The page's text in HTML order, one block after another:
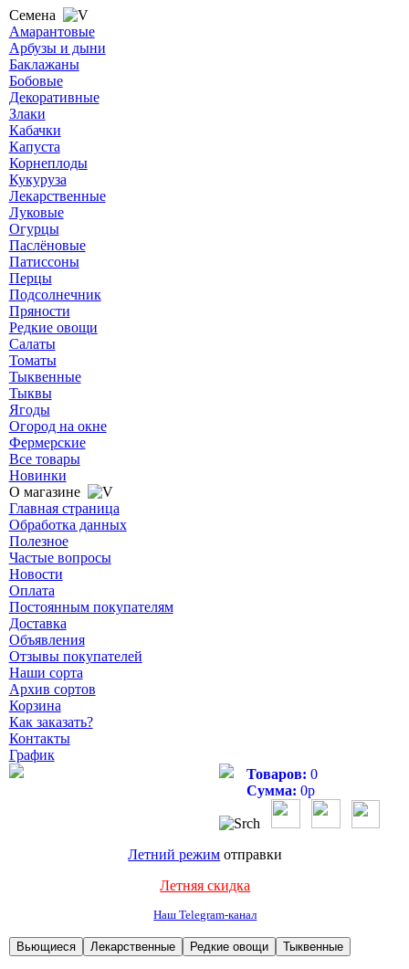
Семена
Амарантовые
Арбузы и дыни
Баклажаны
Бобовые
Декоративные
Злаки
Кабачки
Капуста
Корнеплоды
Кукуруза
Лекарственные
Луковые
Огурцы
Паслёновые
Патиссоны
Перцы
Подсолнечник
Пряности
Редкие овощи
Салаты
Томаты
Тыквенные
Тыквы
Ягоды
Огород на окне
Фермерские
Все товары
Новинки
О магазине
Главная страница
Обработка данных
Полезное
Частые вопросы
Новости
Оплата
Постоянным покупателям
Доставка
Объявления
Отзывы покупателей
Наши сорта
Архив сортов
Корзина
Как заказать?
Контакты
График
Товаров: 0
Сумма: 0р
Летний режим отправки
Летняя скидка
Наш Telegram-канал